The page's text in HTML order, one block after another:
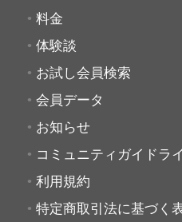
料金
体験談
お試し会員検索
会員データ
お知らせ
コミュニティガイドラ
利用規約
特定商取引法に基づく